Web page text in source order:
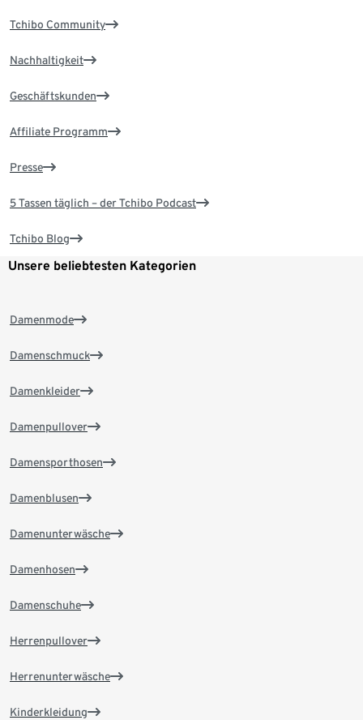
Tchibo Community
Nachhaltigkeit
Geschäftskunden
Affiliate Programm
Presse
5 Tassen täglich – der Tchibo Podcast
Tchibo Blog
Unsere beliebtesten Kategorien
Damenmode
Damenschmuck
Damenkleider
Damenpullover
Damensporthosen
Damenblusen
Damenunterwäsche
Damenhosen
Damenschuhe
Herrenpullover
Herrenunterwäsche
Kinderkleidung